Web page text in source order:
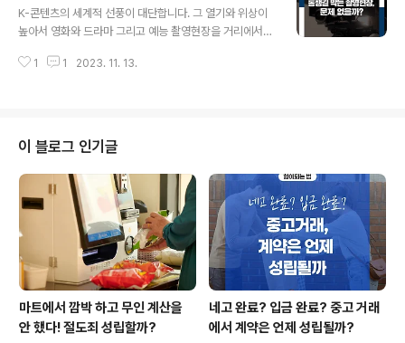
가하였고, 이에 따라 고용, 교육, 복지 등 다양한 분야의 사
각지대에 놓인 취약 계층 청년들이 새로운 사회문제로 대
보고, 이들의 권익을 강화하고 청년 지원에 대한 실질적인
K-콘텐츠의 세계적 선풍이 대단합니다. 그 열기와 위상이
높아서 영화와 드라마 그리고 예능 촬영현장을 거리에서
안내표지판 또는 스태프의 안내에 계속 길을 가야하는지
인한 민원에 대한 제작진의 재발방지를 위한 사과도 계속
기사화가 되고 있습니다. 최근에 발생한 민폐촬영의 사례
를 살펴볼까요. OTT 드라마 '피라미드 게임' 촬영 팀은 등
굣길 스쿨 존을 가로막고 인도와 자전거도로에 촬영 장비
를 두었다. 아이들은 교통안전을 관리하는 사람도 없이 차
도로 걸어 다녔다. 드라마 '사랑한다..
1 1 2023. 11. 13.
이 블로그 인기글
마트에서 깜박 하고 무인 계산을
안 했다! 절도죄 성립할까?
네고 완료? 입금 완료? 중고 거래
에서 계약은 언제 성립될까?